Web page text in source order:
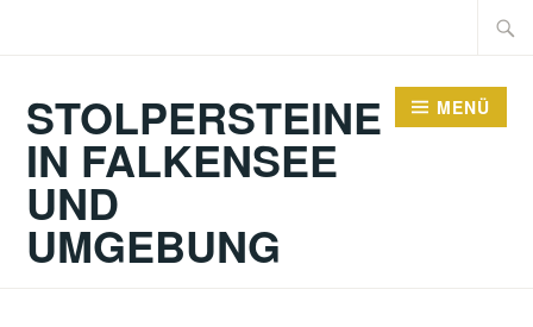
Suche
STOLPERSTEINE
IN FALKENSEE
UND
UMGEBUNG
MENÜ